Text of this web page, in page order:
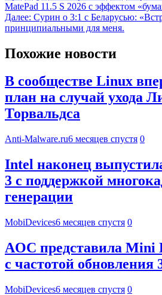
MatePad 11.5 S 2026 с эффектом
Далее: Сурин о 3:1 с Беларусью:
принципиальными для меня.
Похожие новости
В сообществе Linux
план на случай ухода
Торвальдса
Anti-Malware.ru6 месяцев спустя 0
Intel наконец
3 с поддержкой
генерации
MobiDevices6 месяцев спустя 0
AOC представила Mini
с частотой обновления
MobiDevices6 месяцев спустя 0